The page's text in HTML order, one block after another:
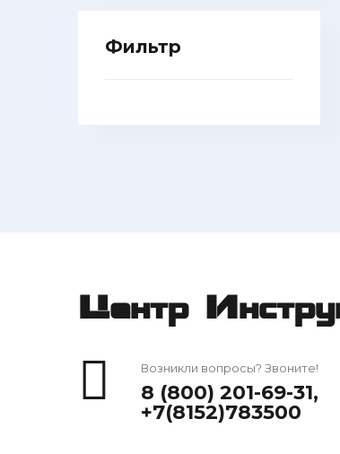
Фильтр
Центр
Возникли вопросы? Звоните!
8 (800) 201-69-31,
+7(8152)783500